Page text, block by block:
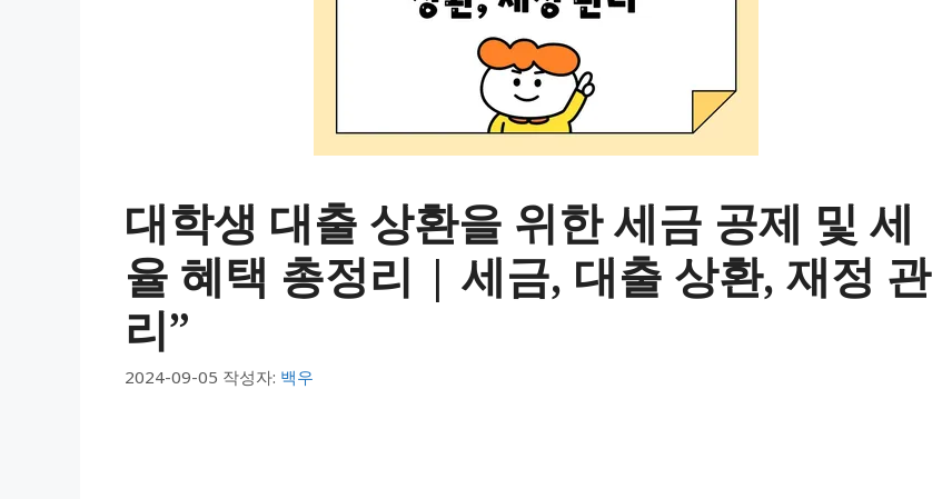
대학생 대출 상환을 위한 세금 공제 및 세
율 혜택 총정리 | 세금, 대출 상환, 재정 관
리”
2024-09-05 작성자: 백우